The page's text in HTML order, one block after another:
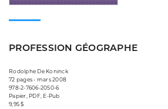
PROFESSION GÉOGRAPHE
Rodolphe De Koninck
72 pages • mars 2008
978-2-7606-2050-6
Papier, PDF, E-Pub
9,95 $